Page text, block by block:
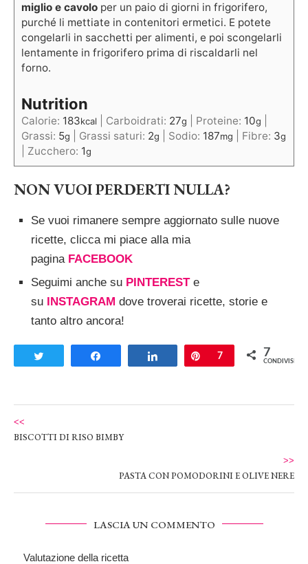
miglio e cavolo per un paio di giorni in frigorifero,
purché li mettiate in contenitori ermetici. E potete
congelarli in sacchetti per alimenti, e poi scongelarli
lentamente in frigorifero prima di riscaldarli nel
forno.
Nutrition
Calorie: 183kcal Carboidrati: 27g Proteine: 10g
Grassi: 5g Grassi saturi: 2g Sodio: 187mg Fibre: 3g
Zucchero: 1g
NON VUOI PERDERTI NULLA?
Se vuoi rimanere sempre aggiornato sulle nuove
ricette, clicca mi piace alla mia
pagina FACEBOOK
Seguimi anche su PINTERESTe
su INSTAGRAM dove troverai ricette, storie e
tanto altro ancora!
Pin
7 7
CONDIVISIONI
<<
BISCOTTI DI RISO BIMBY
>>
PASTA CON POMODORINI E OLIVE NERE
LASCIA UN COMMENTO
Valutazione della ricetta